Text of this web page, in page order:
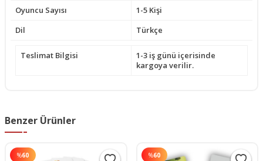
Oyuncu Sayısı
1-5 Kişi
Dil
Türkçe
Teslimat Bilgisi
1-3 iş günü içerisinde
kargoya verilir.
Benzer Ürünler
%60 %60